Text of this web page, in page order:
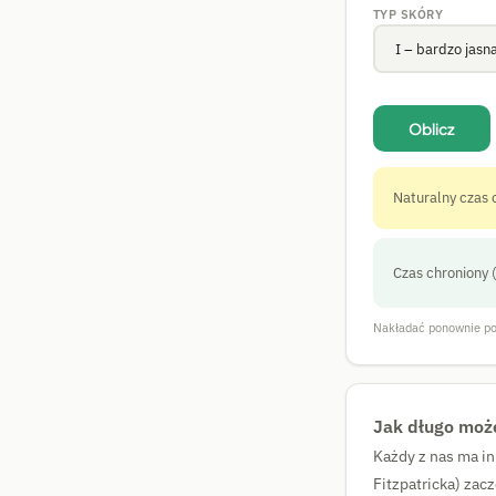
TYP SKÓRY
Oblicz
Naturalny czas
Czas chroniony
Nakładać ponownie
Jak długo
Każdy z nas ma
Fitzpatricka)